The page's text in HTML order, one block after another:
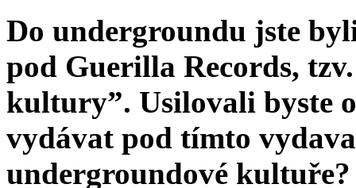
Do undergroundu jste
pod Guerilla Records,
kultury”. Usilovali byste
vydávat pod tímto
undergroundové kultuře?